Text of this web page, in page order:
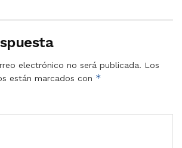
electrónico no será publicada. Los
están marcados con *